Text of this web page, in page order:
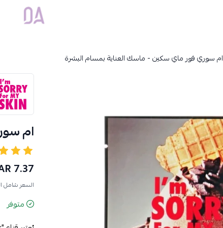
Alamirat
ام سوري فور ماي سكين - ماسك العناية بمسام البشرة
ام
7.37 SAR
السعر شامل
متوفر